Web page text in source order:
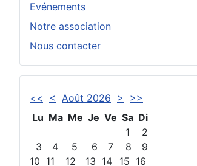
Evénements
Notre association
Nous contacter
<< < Août 2026 >
>>
Lu Ma Me Je Ve Sa Di
1
2
3
4 5 6 7 8
9
10 11 12 13 14 15 16